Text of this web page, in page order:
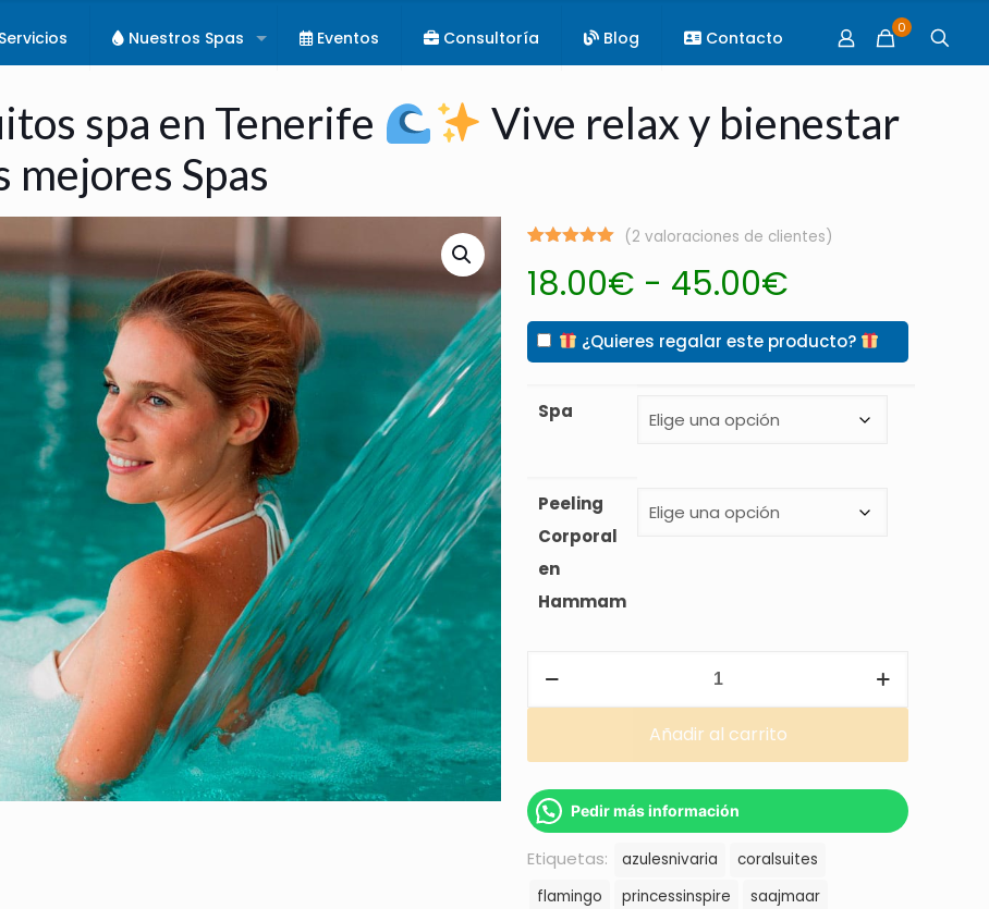
Servicios Nuestros Spas Eventos Consultoría Blog Contacto 0
spa en Tenerife
Vive relax y bienestar
mejores Spas
con
5.00
de 5 en
valoraciones
de clientes
(2 valoraciones de clientes)
18.00€ - 45.00€
de
precios:
desde
18.00€
hasta
¿Quieres regalar este producto?
Spa
Peeling
Corporal
en
Hammam
Tenerife
Vive
Añadir al carrito
Pedir más información
Etiquetas: azulesnivaria
coralsuites
flamingo
princessinspire
saajmaar